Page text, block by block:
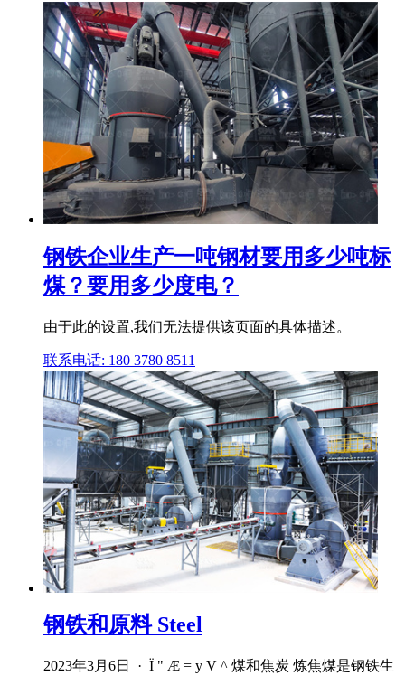
钢铁企业生产一吨钢材要用多少吨标
煤？要用多少度电？
由于此的设置,我们无法提供该页面的具体描述。
联系电话: 180 3780 8511
钢铁和原料 Steel
2023年3月6日 · Ï " Æ = y V ^ 煤和焦炭 炼焦煤是钢铁生